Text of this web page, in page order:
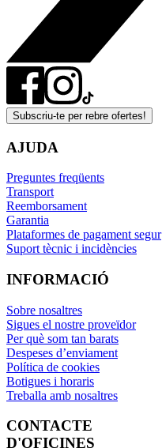
Subscriu-te per rebre ofertes!
AJUDA
Preguntes freqüents
Transport
Reemborsament
Garantia
Plataformes de pagament segur
Suport tècnic i incidències
INFORMACIÓ
Sobre nosaltres
Sigues el nostre proveïdor
Per què som tan barats
Despeses d’enviament
Política de cookies
Botigues i horaris
Treballa amb nosaltres
CONTACTE
D'OFICINES